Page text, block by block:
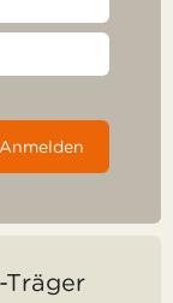
Anmelden
Träger